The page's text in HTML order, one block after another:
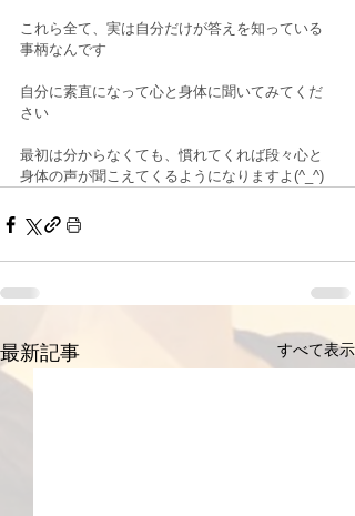
これら全て、実は自分だけが答えを知っている
事柄なんです
自分に素直になって心と身体に聞いてみてくだ
さい
最初は分からなくても、慣れてくれば段々心と
身体の声が聞こえてくるようになりますよ(^_^)
最新記事 すべて表示